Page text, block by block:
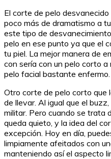
El corte de pelo
poco más de dramatismo a
este tipo de
pelo en ese punto ya que el
tu piel. La mejor manera de
con sería con un pelo corto
pelo facial bastante enfermo.
Otro corte de pelo corto que
de llevar. Al igual que el
militar. Pero cuando se trata
queda quieto, y la idea del
excepción. Hoy en día,
limpiamente afeitados con
manteniendo así el aspecto